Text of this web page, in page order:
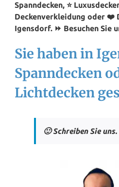
Spanndecken, ⭐
Deckenverkleidung oder ❤️
Igensdorf. ⏩ Besuchen Sie
Sie haben in
Spanndecken
Lichtdecken
🙂 Schreiben Sie uns.